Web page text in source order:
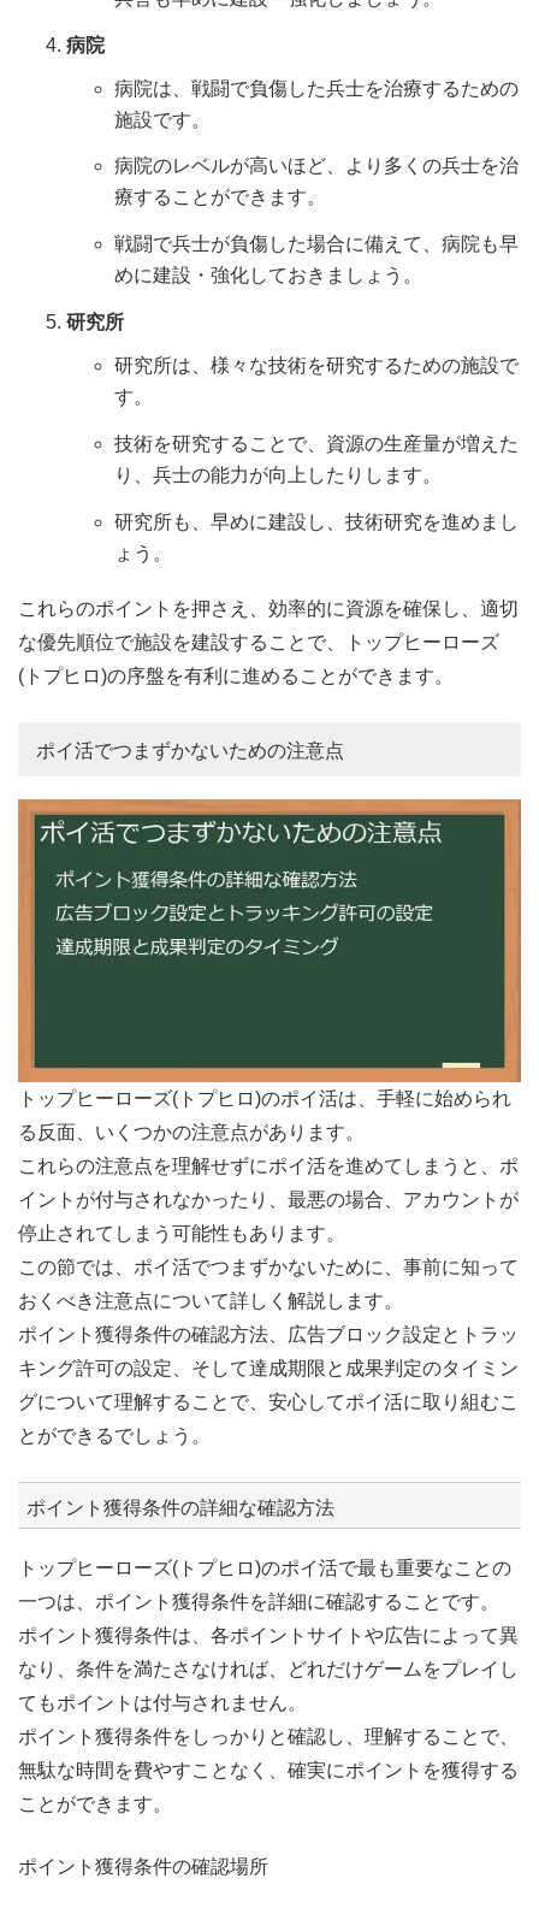
病院
病院は、戦闘で負傷した兵士を治療するための
施設です。
病院のレベルが高いほど、より多くの兵士を治
療することができます。
戦闘で兵士が負傷した場合に備えて、病院も早
めに建設・強化しておきましょう。
研究所
研究所は、様々な技術を研究するための施設で
す。
技術を研究することで、資源の生産量が増えた
り、兵士の能力が向上したりします。
研究所も、早めに建設し、技術研究を進めまし
ょう。
これらのポイントを押さえ、効率的に資源を確保し、適切
な優先順位で施設を建設することで、トップヒーローズ
(トプヒロ)の序盤を有利に進めることができます。
ポイ活でつまずかないための注意点
トップヒーローズ(トプヒロ)のポイ活は、手軽に始められ
る反面、いくつかの注意点があります。
これらの注意点を理解せずにポイ活を進めてしまうと、ポ
イントが付与されなかったり、最悪の場合、アカウントが
停止されてしまう可能性もあります。
この節では、ポイ活でつまずかないために、事前に知って
おくべき注意点について詳しく解説します。
ポイント獲得条件の確認方法、広告ブロック設定とトラッ
キング許可の設定、そして達成期限と成果判定のタイミン
グについて理解することで、安心してポイ活に取り組むこ
とができるでしょう。
ポイント獲得条件の詳細な確認方法
トップヒーローズ(トプヒロ)のポイ活で最も重要なことの
一つは、ポイント獲得条件を詳細に確認することです。
ポイント獲得条件は、各ポイントサイトや広告によって異
なり、条件を満たさなければ、どれだけゲームをプレイし
てもポイントは付与されません。
ポイント獲得条件をしっかりと確認し、理解することで、
無駄な時間を費やすことなく、確実にポイントを獲得する
ことができます。
ポイント獲得条件の確認場所